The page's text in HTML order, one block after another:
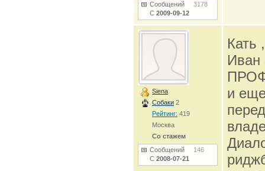
Сообщений 3178
С 2009-09-12
Siena
Собаки 2
Рейтинг: 419
Москва
Со стажем
Сообщений 146
С 2008-07-21
Кать
и